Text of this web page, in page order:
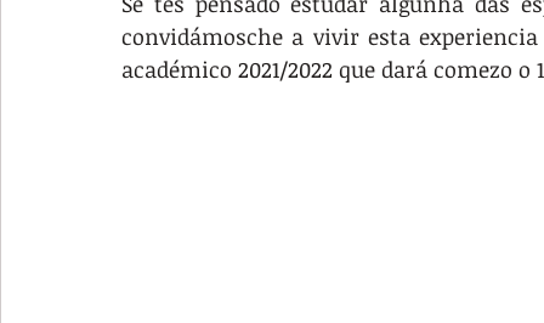
convidámosche a vivir esta
académico 2021/2022 que dará comezo o